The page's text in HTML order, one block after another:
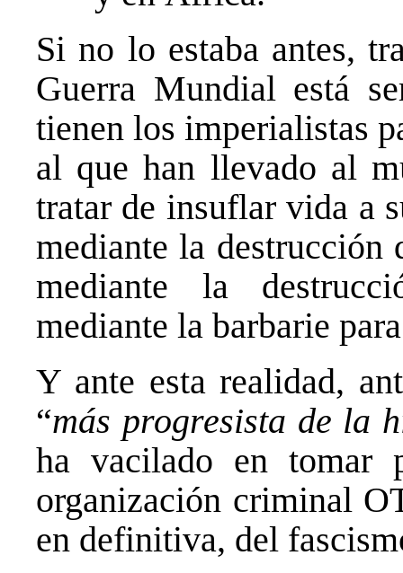
Si no lo estaba antes,
Guerra Mundial está
tienen los imperialistas
al que han llevado al
tratar de insuflar vida a
mediante la destrucción
mediante la
mediante la barbarie
Y ante esta realidad,
“más progresista de la
ha vacilado en tomar
organización criminal
en definitiva, del